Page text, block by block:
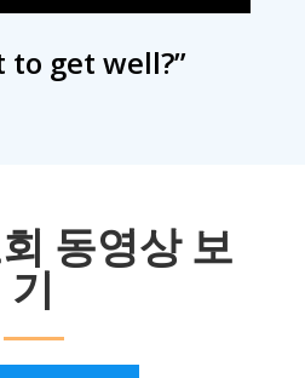
to get well?”
동영상 보
기